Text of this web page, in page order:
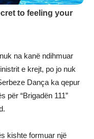
na kanë ndihmuar
e krejt, po jo nuk
Dança ka qepur
për “Brigadën 111”
kishte formuar një